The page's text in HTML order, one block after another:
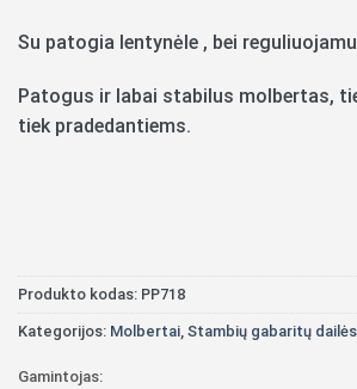
Su patogia lentynėle , bei
Patogus ir labai stabilus molbertas,
tiek pradedantiems.
Produkto kodas: PP718
Kategorijos: Molbertai Stambių gabaritų
Gamintojas: